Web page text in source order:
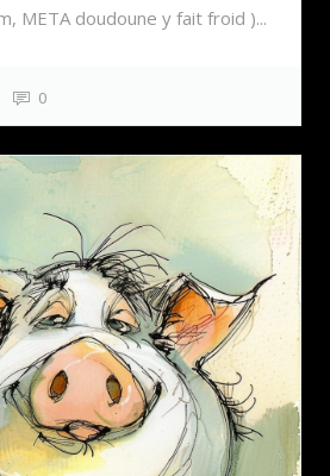
META doudoune y fait froid )...
0